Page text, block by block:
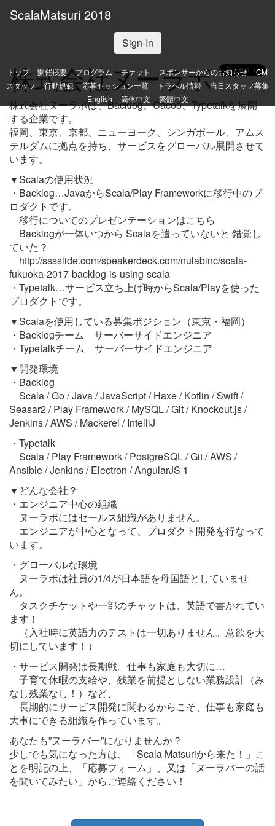
ScalaMatsuri 2018
Sign-In
トップ 開催概要 プログラム チケット スポンサーからのお知らせ
CM
スタッフ
行動規範 応募セッション一覧 トラベル情報
当日スタッフ募集
English
简体中文 繁體中文
株式会社ヌーラボ
株式会社ヌーラボは、Backlog、Cacoo、Typetalkを展開
する企業です。
福岡、東京、京都、ニューヨーク、シンガポール、アムス
テルダムに拠点を持ち、サービスをグローバル展開させて
います。
▼Scalaの使用状況
・Backlog…JavaからScala/Play Frameworkに移行中のプ
ロダクトです。
移行についてのプレゼンテーションはこちら
Backlogが一体いつから Scalaを遣っていないと 錯覚し
ていた？
http://sssslide.com/speakerdeck.com/nulabinc/scala-
fukuoka-2017-backlog-is-using-scala
・Typetalk…サービス立ち上げ時からScala/Playを使った
プロダクトです。
▼Scalaを使用している募集ポジション（東京・福岡）
・Backlogチーム サーバーサイドエンジニア
・Typetalkチーム サーバーサイドエンジニア
▼開発環境
・Backlog
Scala / Go / Java / JavaScript / Haxe / Kotlin / Swift /
Seasar2 / Play Framework / MySQL / Git / Knockout.js /
Jenkins / AWS / Mackerel / IntelliJ
・Typetalk
Scala / Play Framework / PostgreSQL / Git / AWS /
Ansible / Jenkins / Electron / AngularJS 1
▼どんな会社？
・エンジニア中心の組織
ヌーラボにはセールス組織がありません。
エンジニアが中心となって、プロダクト開発を行なって
います。
・グローバルな環境
ヌーラボは社員の1/4が日本語を母国語としていませ
ん。
タスクチケットや一部のチャットは、英語で書かれてい
ます！
（入社時に英語力のテストは一切ありません。意欲を大
切にしています！）
・サービス開発は長期戦。仕事も家庭も大切に…
子育て休暇の支給や、残業を前提としない業務設計（み
なし残業なし！）など、
長期的にサービス開発に関わるからこそ、仕事も家庭も
大事にできる組織を作っています。
あなたも”ヌーラバー”になりませんか？
少しでも気になった方は、「Scala Matsuriから来た！」こ
とを明記の上、「応募フォーム」、又は「ヌーラバーの話
を聞いてみたい」からご連絡ください！